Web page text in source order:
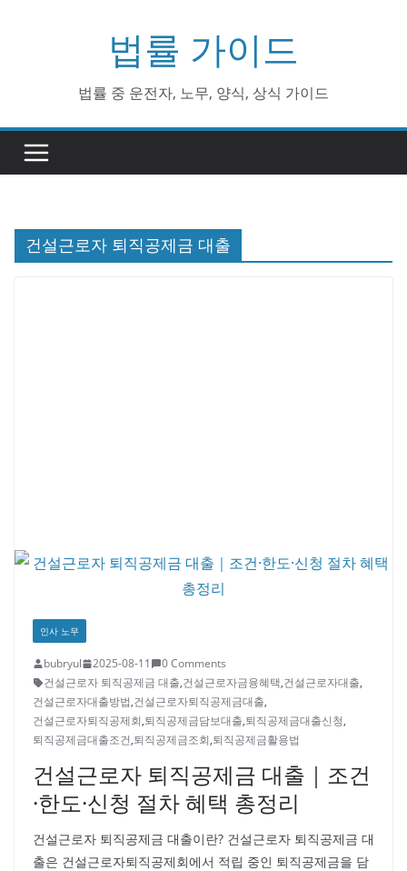
법률 가이드
법률 중 운전자, 노무, 양식, 상식 가이드
건설근로자 퇴직공제금 대출
인사 노무
bubryul 2025-08-11
0 Comments
건설근로자 퇴직공제금 대출,건설근로자금융혜택,건설근로자대출,
건설근로자대출방법,건설근로자퇴직공제금대출,
건설근로자퇴직공제회,퇴직공제금담보대출,퇴직공제금대출신청,
퇴직공제금대출조건,퇴직공제금조회,퇴직공제금활용법
건설근로자 퇴직공제금 대출｜조건
·한도·신청 절차 혜택 총정리
건설근로자 퇴직공제금 대출이란? 건설근로자 퇴직공제금 대
출은 건설근로자퇴직공제회에서 적립 중인 퇴직공제금을 담